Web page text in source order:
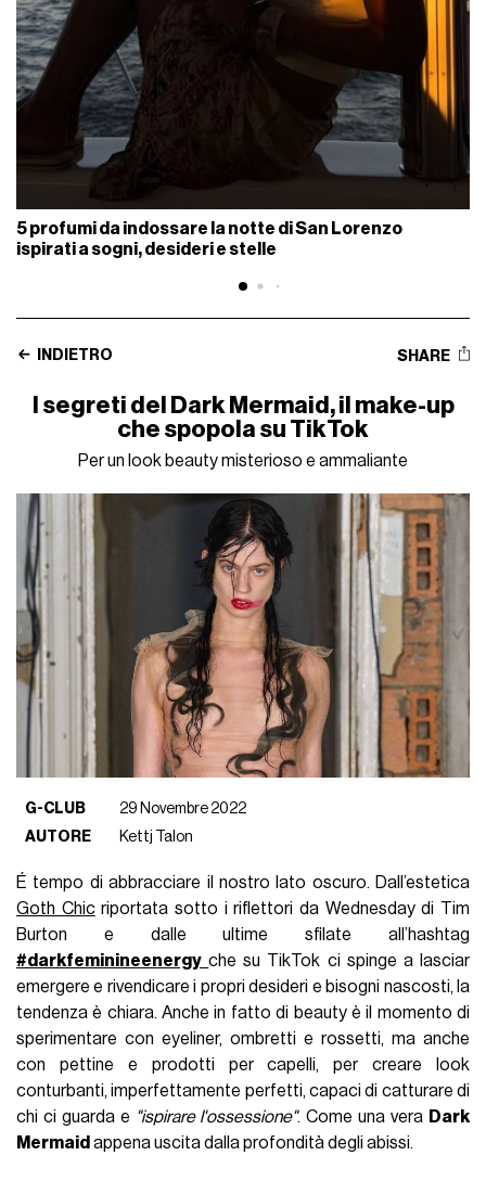
5 profumi da indossare la notte di San Lorenzo
ispirati a sogni, desideri e stelle
INDIETRO SHARE
I segreti del Dark Mermaid, il make-up
che spopola su TikTok
Per un look beauty misterioso e ammaliante
G-CLUB
29 Novembre 2022
AUTORE
Kettj Talon
É tempo di abbracciare il nostro lato oscuro. Dall’estetica
Goth Chicriportata sotto i riflettori da Wednesday di Tim
Burton e dalle ultime sfilate all’hashtag
#darkfeminineenergy che su TikTok ci spinge a lasciar
emergere e rivendicare i propri desideri e bisogni nascosti, la
tendenza è chiara. Anche in fatto di beauty è il momento di
sperimentare con eyeliner, ombretti e rossetti, ma anche
con pettine e prodotti per capelli, per creare look
conturbanti, imperfettamente perfetti, capaci di catturare di
chi ci guarda e "ispirare l'ossessione". Come una vera Dark
Mermaid appena uscita dalla profondità degli abissi.